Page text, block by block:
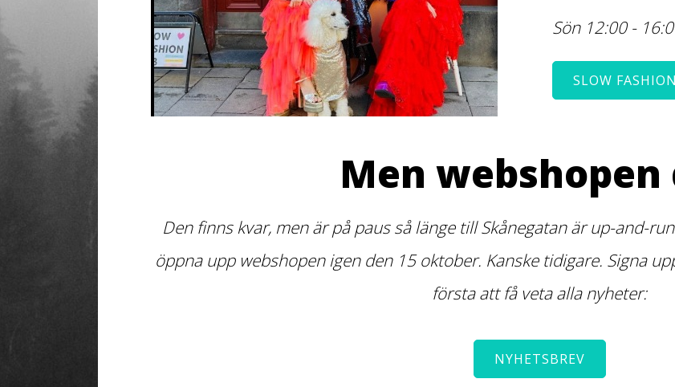
Sön 12:00 -
SLOW
Men webshopen
Den finns kvar, men är på paus så länge till Skånegatan är up-and-
öppna upp webshopen igen den 15 oktober. Kanske tidigare. Signa
första att få veta alla nyheter:
NYHETSBREV